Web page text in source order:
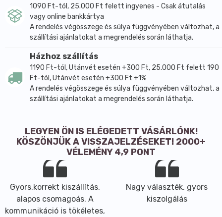
1090 Ft-tól, 25.000 Ft felett ingyenes - Csak átutalás
vagy online bankkártya
A rendelés végösszege és súlya függvényében változhat, a
szállítási ajánlatokat a megrendelés során láthatja.
Házhoz szállítás
1190 Ft-tól, Utánvét esetén +300 Ft, 25.000 Ft felett 190
Ft-tól, Utánvét esetén +300 Ft +1%
A rendelés végösszege és súlya függvényében változhat, a
szállítási ajánlatokat a megrendelés során láthatja.
LEGYEN ÖN IS ELÉGEDETT VÁSÁRLÓNK!
KÖSZÖNJÜK A VISSZAJELZÉSEKET! 2000+
VÉLEMÉNY 4,9 PONT
Gyors,korrekt kiszállítás,
alapos csomagoás. A
kommunikáció is tökéletes,
Nagy választék, gyors
kiszolgálás